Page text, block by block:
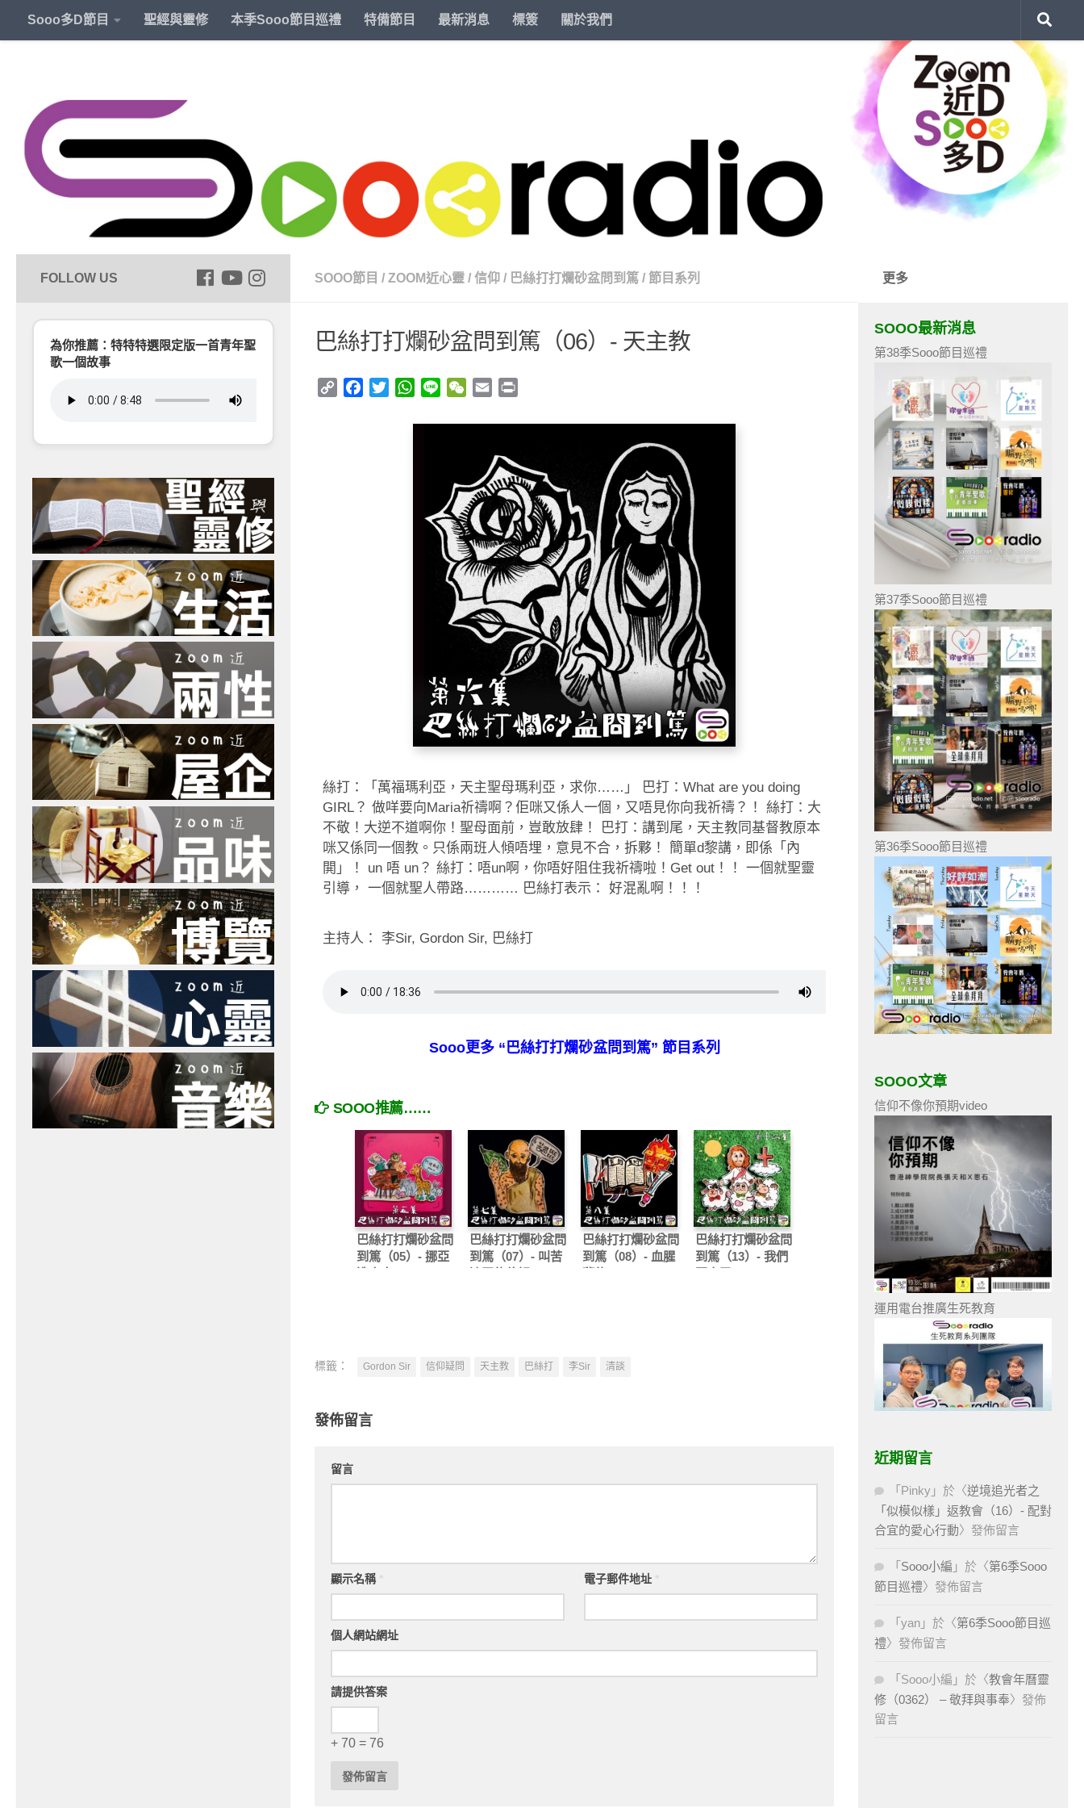
Sooo多D節目 聖經與靈修 本季Sooo節目巡禮 特備節目 最新消息 標簽 關於我們
SOOO節目 / ZOOM近心靈 / 信仰 / 巴絲打打爛砂盆問到篤 / 節目系列
巴絲打打爛砂盆問到篤（06）- 天主教
Copy
Facebook
TwitterWhatsApp
Line WeChat
Email
絲打：「萬福瑪利亞，天主聖母瑪利亞，求你……」 巴打：What are you doing
GIRL？ 做咩要向Maria祈禱啊？佢咪又係人一個，又唔見你向我祈禱？！ 絲打：大
不敬！大逆不道啊你！聖母面前，豈敢放肆！ 巴打：講到尾，天主教同基督教原本
咪又係同一個教。只係兩班人傾唔埋，意見不合，拆夥！ 簡單d黎講，即係「內
閧」！ un 唔 un？ 絲打：唔un啊，你唔好阻住我祈禱啦！Get out！！ 一個就聖靈
引導， 一個就聖人帶路………… 巴絲打表示： 好混亂啊！！！
主持人： 李Sir, Gordon Sir, 巴絲打
Sooo更多 “巴絲打打爛砂盆問到篤” 節目系列
SOOO推薦……
巴絲打打爛砂盆問
到篤（05）- 挪亞
巴絲打打爛砂盆問
到篤（07）- 叫苦
巴絲打打爛砂盆問
到篤（08）- 血腥
巴絲打打爛砂盆問
到篤（13）- 我們
標籤： Gordon Sir 信仰疑問 天主教 巴絲打 李Sir 清談
發佈留言
留言
顯示名稱 電子郵件地址
個人網站網址
請提供答案
+ 70 = 76
為你推薦：特特特選限定版一首青年聖
歌一個故事
更多
SOOO最新消息
第38季Sooo節目巡禮
第37季Sooo節目巡禮
第36季Sooo節目巡禮
SOOO文章
信仰不像你預期video
運用電台推廣生死教育
近期留言
「 Pinky 」於〈逆境追光者之
「似模似樣」返教會（16）- 配對
合宜的愛心行動〉發佈留言
「 Sooo小編 」於〈第6季Sooo
節目巡禮〉發佈留言
「 yan 」於〈第6季Sooo節目巡
禮〉發佈留言
「 Sooo小編 」於〈教會年曆靈
修（0362） – 敬拜與事奉〉發佈
留言